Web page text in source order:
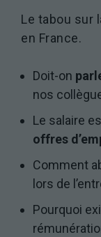
Le tabou sur
en France.
Doit-on
nos
Le salaire
offres
Comment
lors de
Pourquoi